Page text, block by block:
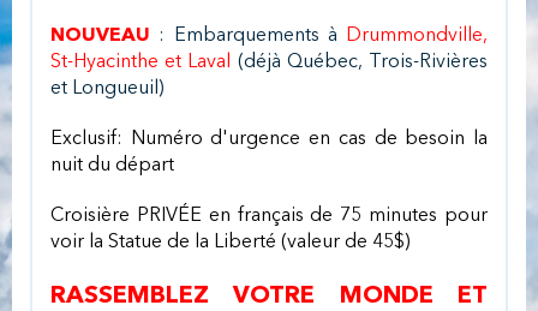
NOUVEAU : Embarquements à Drummondville,
St-Hyacinthe et Laval (déjà Québec, Trois-Rivières
et Longueuil)
Exclusif: Numéro d'urgence en cas de besoin la
nuit du départ
Croisière PRIVÉE en français de 75 minutes pour
voir la Statue de la Liberté (valeur de 45$)
RASSEMBLEZ VOTRE MONDE ET